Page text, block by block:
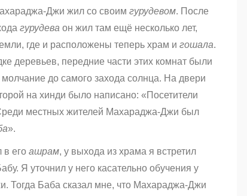
Джи жил со своим гурудевом. После
гурудева он жил там ещё несколько лет,
где и расположены теперь храм и гошала.
деревьев, передние части этих комнат были
до самого захода солнца. На двери
на хинди было написано: «Посетители
местных жителей Махараджа-Джи был
».
в его ашрам, у выхода из храма я встретил
Я уточнил у него касательно обучения у
Тогда Баба сказал мне, что Махараджа-Джи